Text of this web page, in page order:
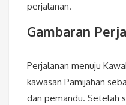
perjalanan.
Gambaran
Perjalanan menuju
kawasan Pamijahan
dan pemandu. Setelah